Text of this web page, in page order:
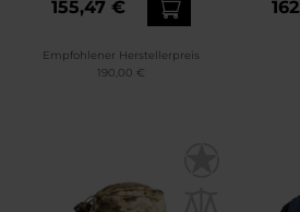
155,47 €
Empfohlener Herstellerpreis
190,00 €